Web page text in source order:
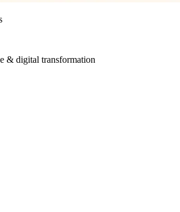
& digital transformation